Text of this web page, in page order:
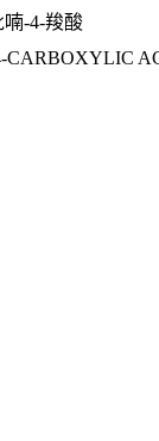
喃-4-羧酸
CARBOXYLIC